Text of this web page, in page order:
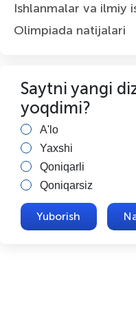
Ishlanmalar va ilmiy
Olimpiada natijalari
Saytni yangi
yoqdimi?
A'lo
Yaxshi
Qoniqarli
Qoniqarsiz